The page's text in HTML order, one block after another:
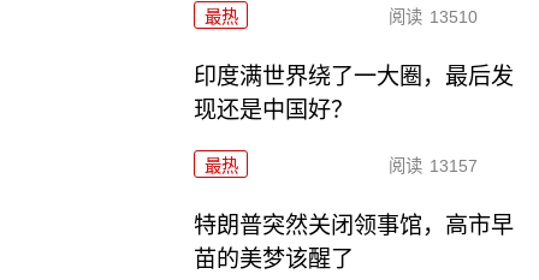
最热 阅读 13510
印度满世界绕了一大圈，最后发
现还是中国好？
最热 阅读 13157
特朗普突然关闭领事馆，高市早
苗的美梦该醒了